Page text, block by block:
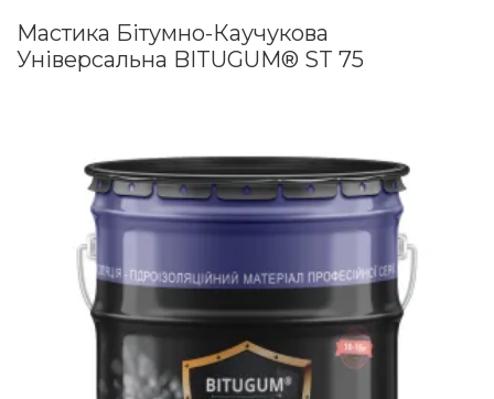
Мастика Бітумно-Каучукова
Універсальна BITUGUM® ST 75